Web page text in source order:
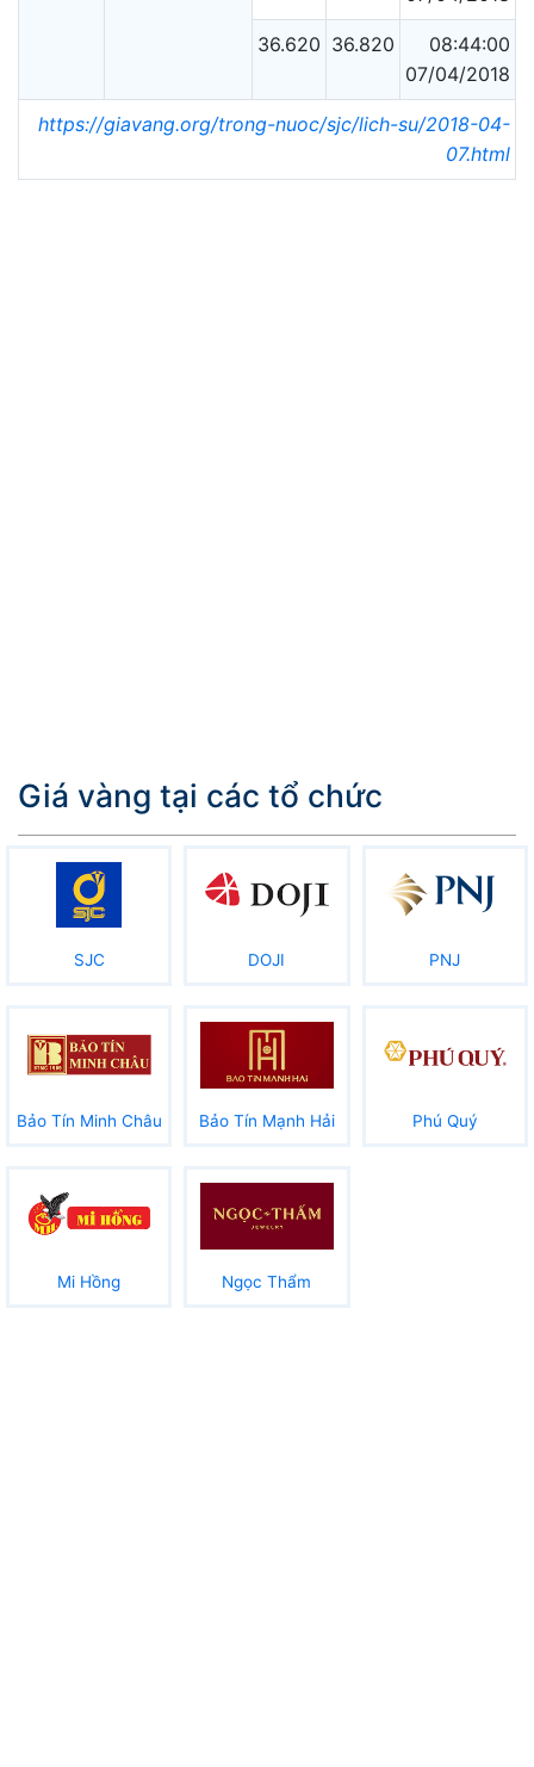
36.620 36.820
08:44:00
07/04/2018
https://giavang.org/trong-nuoc/sjc/lich-su/2018-04-
07.html
Giá vàng tại các tổ chức
SJC DOJI PNJ
Bảo Tín Minh Châu Bảo Tín Mạnh Hải Phú Quý
Mi Hồng Ngọc Thẩm